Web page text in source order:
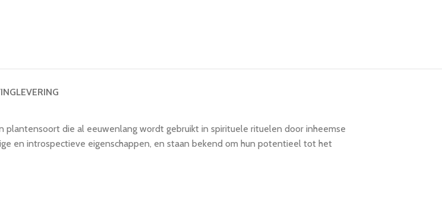
LEVERING
plantensoort die al eeuwenlang wordt gebruikt in spirituele rituelen door inheemse
en introspectieve eigenschappen, en staan bekend om hun potentieel tot het